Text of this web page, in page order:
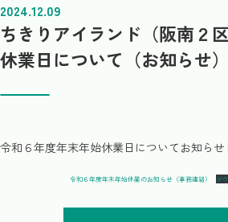
2024.12.09
ちきりアイランド（阪南２
休業日について（お知らせ）
令和６年度年末年始休業日についてお知らせ
令和６年度年末年始休業のお知らせ（事務連絡） ダ